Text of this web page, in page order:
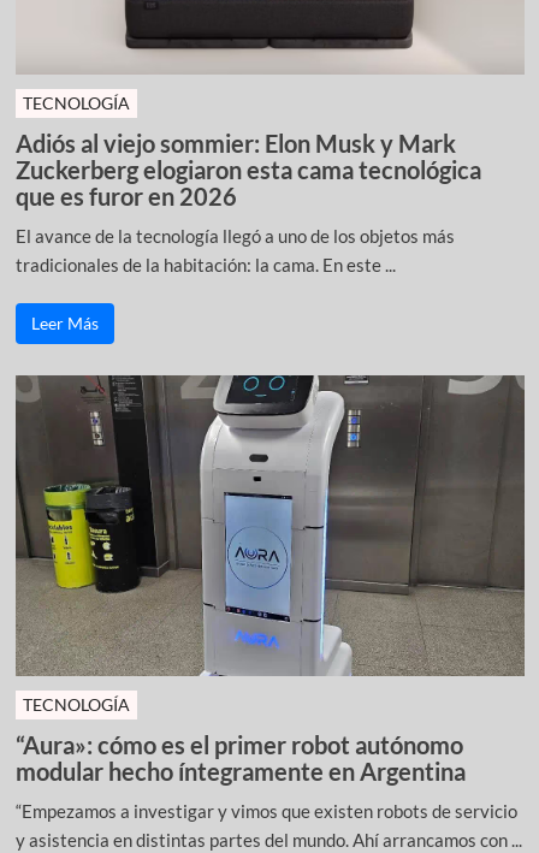
TECNOLOGÍA
Adiós al viejo sommier: Elon Musk y Mark
Zuckerberg elogiaron esta cama tecnológica
que es furor en 2026
El avance de la tecnología llegó a uno de los objetos más
tradicionales de la habitación: la cama. En este ...
Leer Más
TECNOLOGÍA
“Aura»: cómo es el primer robot autónomo
modular hecho íntegramente en Argentina
“Empezamos a investigar y vimos que existen robots de servicio
y asistencia en distintas partes del mundo. Ahí arrancamos con ...